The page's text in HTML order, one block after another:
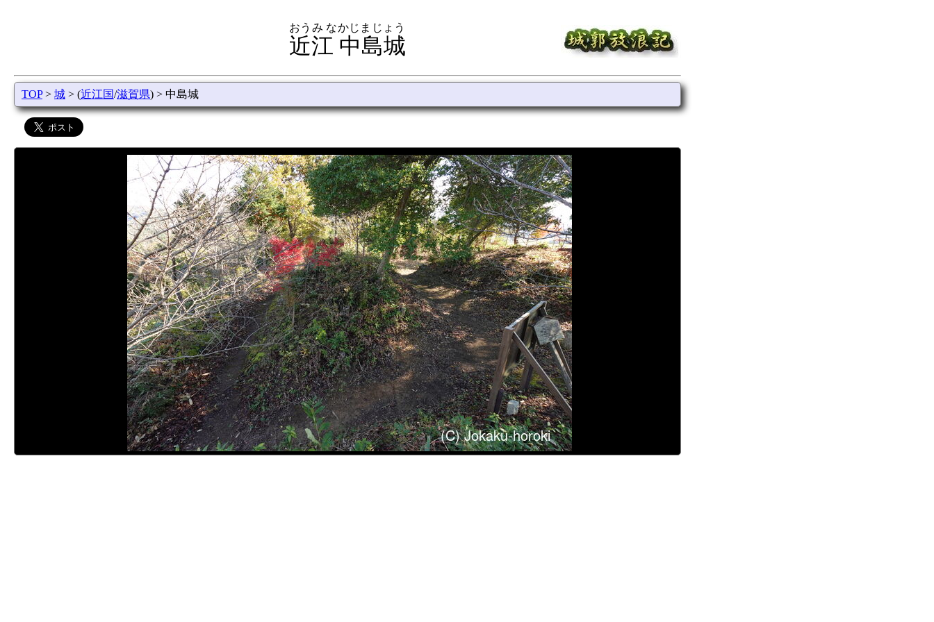
近江 中島城
おうみ なかじまじょう
TOP> 城 > (近江国/滋賀県) > 中島城